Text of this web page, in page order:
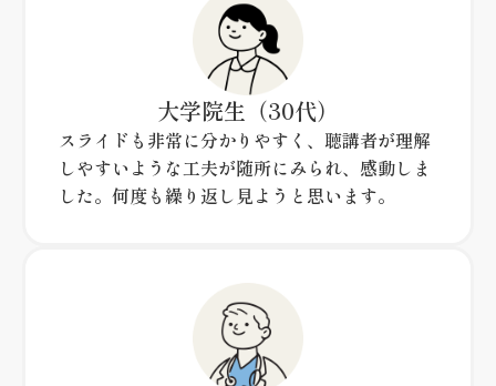
大学院生 （30代）
スライドも非常に分かりやすく、聴講者が理解
しやすいような工夫が随所にみられ、感動しま
した。何度も繰り返し見ようと思います。